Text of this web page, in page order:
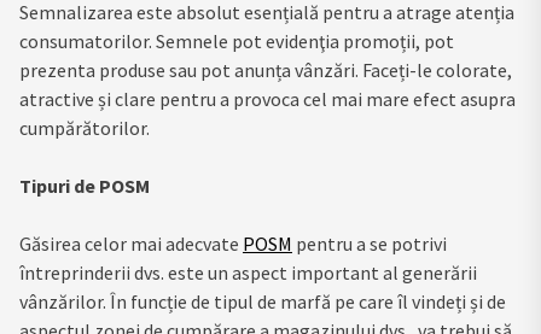
Semnalizarea este absolut esențială pentru a atrage atenția
consumatorilor. Semnele pot evidenţia promoții, pot
prezenta produse sau pot anunța vânzări. Faceți-le colorate,
atractive și clare pentru a provoca cel mai mare efect asupra
cumpărătorilor.
Tipuri de POSM
Găsirea celor mai adecvate POSM pentru a se potrivi
întreprinderii dvs. este un aspect important al generării
vânzărilor. În funcție de tipul de marfă pe care îl vindeți și de